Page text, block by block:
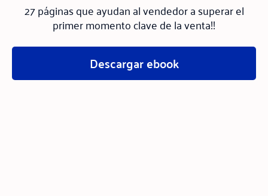
27 páginas que ayudan al vendedor a superar el
primer momento clave de la venta!!
Descargar ebook